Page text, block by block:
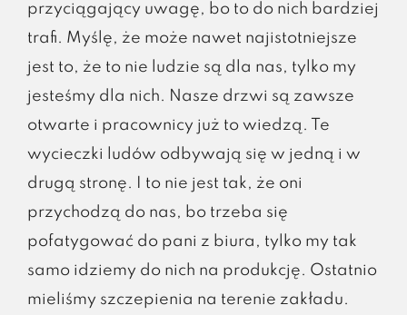
przyciągający uwagę, bo to do nich bardziej
trafi. Myślę, że może nawet najistotniejsze
jest to, że to nie ludzie są dla nas, tylko my
jesteśmy dla nich. Nasze drzwi są zawsze
otwarte i pracownicy już to wiedzą. Te
wycieczki ludów odbywają się w jedną i w
drugą stronę. I to nie jest tak, że oni
przychodzą do nas, bo trzeba się
pofatygować do pani z biura, tylko my tak
samo idziemy do nich na produkcję. Ostatnio
mieliśmy szczepienia na terenie zakładu.